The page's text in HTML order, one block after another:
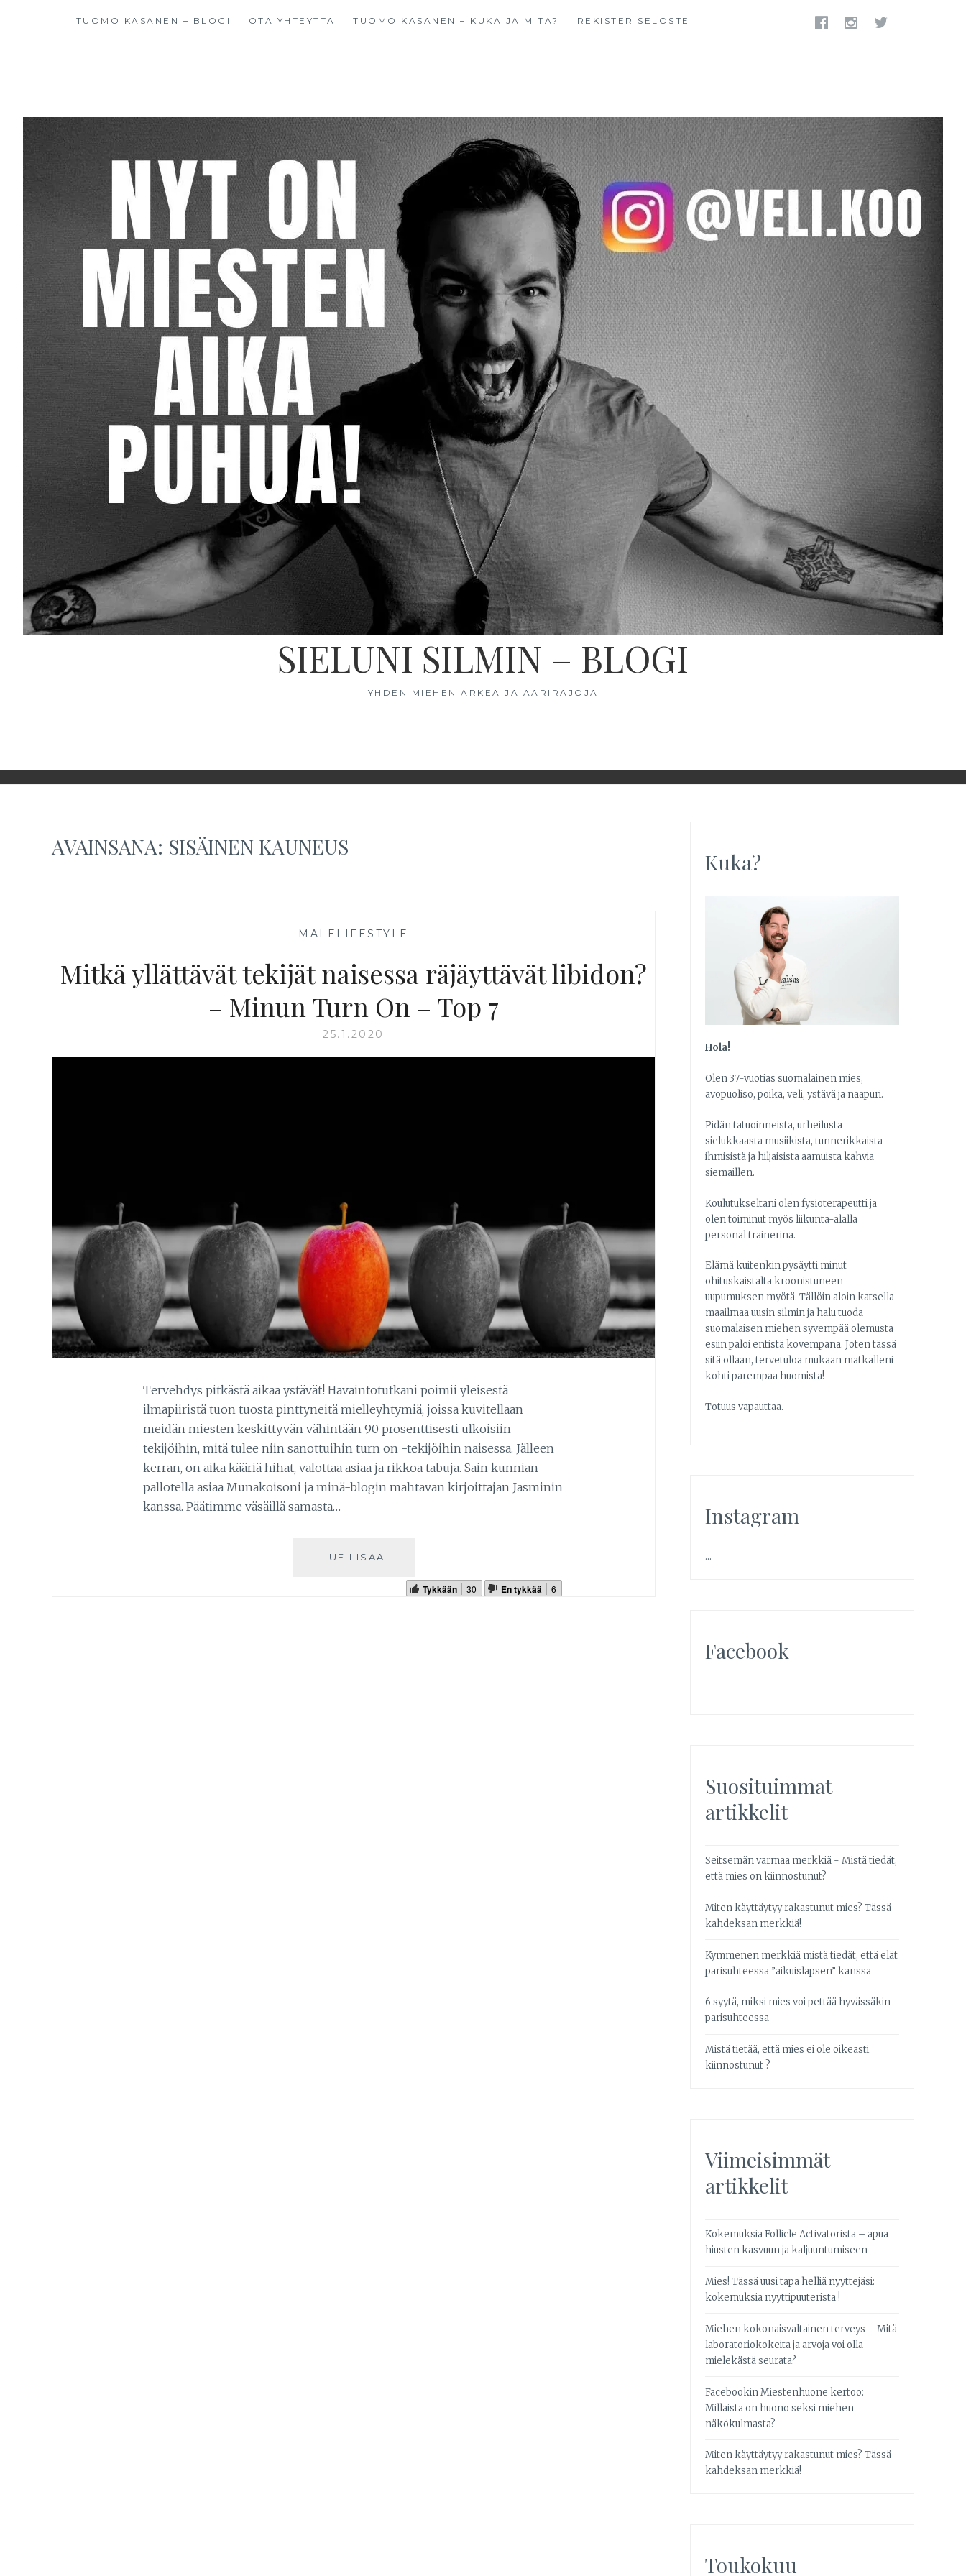
TUOMO KASANEN – BLOGI OTA YHTEYTTÄ TUOMO KASANEN – KUKA JA MITÄ? REKISTERISELOSTE
SIELUNI SILMIN – BLOGI
YHDEN MIEHEN ARKEA JA ÄÄRIRAJOJA
AVAINSANA: SISÄINEN KAUNEUS
— MALELIFESTYLE —
Mitkä yllättävät tekijät naisessa räjäyttävät libidon?
– Minun Turn On – Top 7
25.1.2020
Tervehdys pitkästä aikaa ystävät! Havaintotutkani poimii yleisestä
ilmapiiristä tuon tuosta pinttyneitä mielleyhtymiä, joissa kuvitellaan
meidän miesten keskittyvän vähintään 90 prosenttisesti ulkoisiin
tekijöihin, mitä tulee niin sanottuihin turn on -tekijöihin naisessa. Jälleen
kerran, on aika kääriä hihat, valottaa asiaa ja rikkoa tabuja. Sain kunnian
pallotella asiaa Munakoisoni ja minä-blogin mahtavan kirjoittajan Jasminin
kanssa. Päätimme väsäillä samasta…
LUE LISÄÄ
Tykkään 30 En tykkää 6
Kuka?
Hola!
Olen 37-vuotias suomalainen mies,
avopuoliso, poika, veli, ystävä ja naapuri.
Pidän tatuoinneista, urheilusta
sielukkaasta musiikista, tunnerikkaista
ihmisistä ja hiljaisista aamuista kahvia
siemaillen.
Koulutukseltani olen fysioterapeutti ja
olen toiminut myös liikunta-alalla
personal trainerina.
Elämä kuitenkin pysäytti minut
ohituskaistalta kroonistuneen
uupumuksen myötä. Tällöin aloin katsella
maailmaa uusin silmin ja halu tuoda
suomalaisen miehen syvempää olemusta
esiin paloi entistä kovempana. Joten tässä
sitä ollaan, tervetuloa mukaan matkalleni
kohti parempaa huomista!
Totuus vapauttaa.
Instagram
…
Facebook
Suosituimmat
artikkelit
Seitsemän varmaa merkkiä - Mistä tiedät,
että mies on kiinnostunut?
Miten käyttäytyy rakastunut mies? Tässä
kahdeksan merkkiä!
Kymmenen merkkiä mistä tiedät, että elät
parisuhteessa ”aikuislapsen” kanssa
6 syytä, miksi mies voi pettää hyvässäkin
parisuhteessa
Mistä tietää, että mies ei ole oikeasti
kiinnostunut ?
Viimeisimmät
artikkelit
Kokemuksia Follicle Activatorista – apua
hiusten kasvuun ja kaljuuntumiseen
Mies! Tässä uusi tapa helliä nyyttejäsi:
kokemuksia nyyttipuuterista !
Miehen kokonaisvaltainen terveys – Mitä
laboratoriokokeita ja arvoja voi olla
mielekästä seurata?
Facebookin Miestenhuone kertoo:
Millaista on huono seksi miehen
näkökulmasta?
Miten käyttäytyy rakastunut mies? Tässä
kahdeksan merkkiä!
Toukokuu